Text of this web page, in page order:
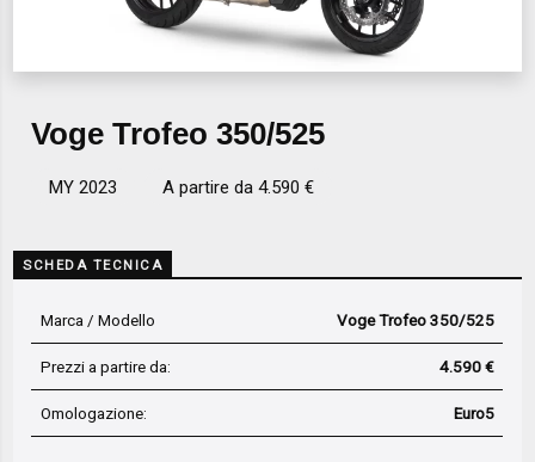
Voge Trofeo 350/525
MY 2023 A partire da 4.590 €
SCHEDA TECNICA
Marca / Modello Voge Trofeo 350/525
Prezzi a partire da: 4.590 €
Omologazione: Euro5